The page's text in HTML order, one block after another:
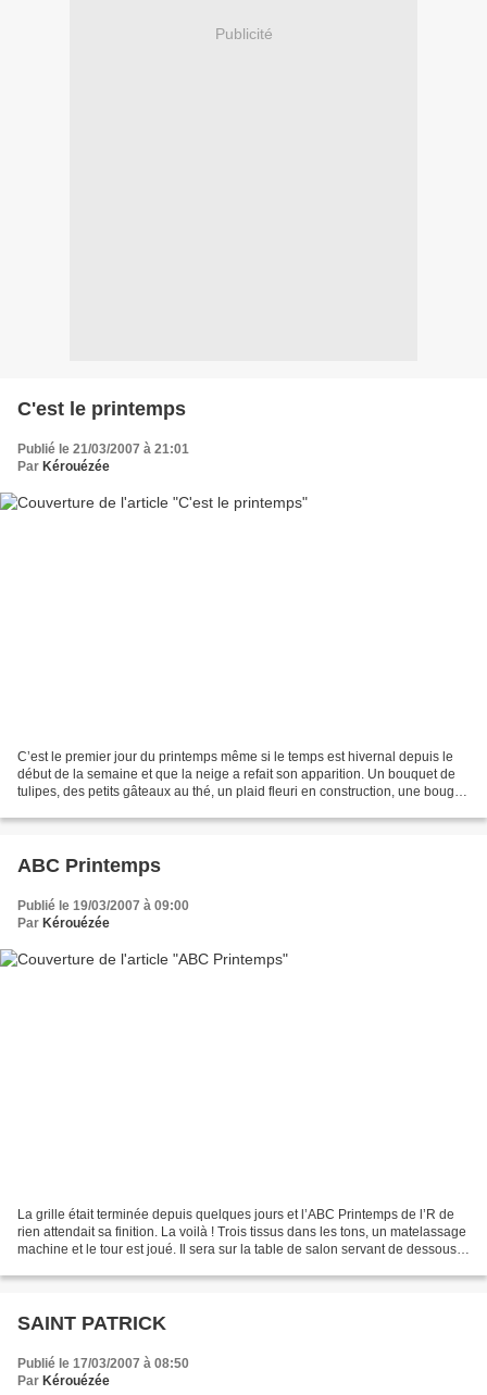
Publicité
C'est le printemps
Publié le 21/03/2007 à 21:01
Par Kérouézée
C’est le premier jour du printemps même si le temps est hivernal depuis le
début de la semaine et que la neige a refait son apparition. Un bouquet de
tulipes, des petits gâteaux au thé, un plaid fleuri en construction, une bougie
ABC Printemps
Publié le 19/03/2007 à 09:00
Par Kérouézée
La grille était terminée depuis quelques jours et l’ABC Printemps de l’R de
rien attendait sa finition. La voilà ! Trois tissus dans les tons, un matelassage
machine et le tour est joué. Il sera sur la table de salon servant de dessous
SAINT PATRICK
Publié le 17/03/2007 à 08:50
Par Kérouézée